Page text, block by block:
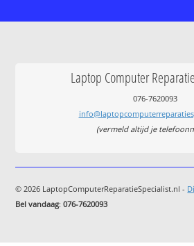
Laptop Computer
076-7620093
(vermeld altijd je
© 2026 LaptopComputerReparatieSpecialist.nl -
Bel vandaag:076-7620093